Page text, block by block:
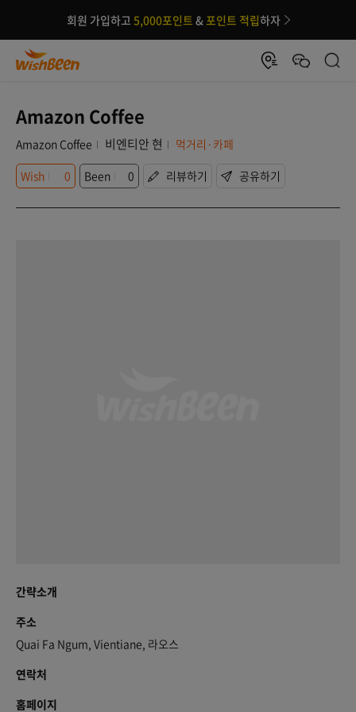
회원 가입하고 5,000포인트 &포인트 적립하자
Amazon Coffee
Amazon Coffee 비엔티안 현
먹거리·카페
Wish
0 Been 0 리뷰하기 공유하기
간략소개
주소
Quai Fa Ngum, Vientiane, 라오스
연락처
홈페이지